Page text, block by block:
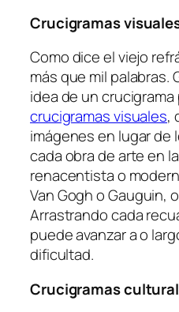
Crucigramas
Como dice el viejo
más que mil palabras.
idea de un crucigrama
crucigramas visuales,
imágenes en lugar de
cada obra de arte en
renacentista o
Van Gogh o Gauguin,
Arrastrando cada
puede avanzar a o
dificultad.
Crucigramas